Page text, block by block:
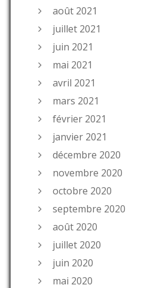
août 2021
juillet 2021
juin 2021
mai 2021
avril 2021
mars 2021
février 2021
janvier 2021
décembre 2020
novembre 2020
octobre 2020
septembre 2020
août 2020
juillet 2020
juin 2020
mai 2020